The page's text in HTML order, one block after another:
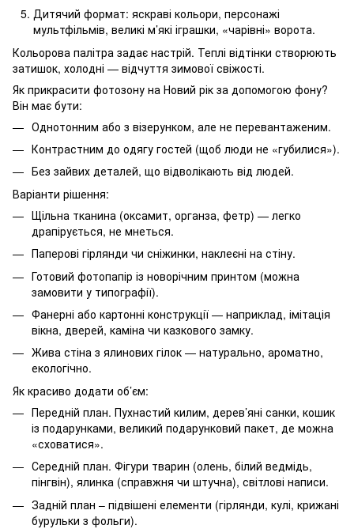
Дитячий формат: яскраві кольори, персонажі
мультфільмів, великі м’які іграшки, «чарівні» ворота.
Кольорова палітра задає настрій. Теплі відтінки створюють
затишок, холодні — відчуття зимової свіжості.
Як прикрасити фотозону на Новий рік за допомогою фону?
Він має бути:
Однотонним або з візерунком, але не перевантаженим.
Контрастним до одягу гостей (щоб люди не «губилися»).
Без зайвих деталей, що відволікають від людей.
Варіанти рішення:
Щільна тканина (оксамит, органза, фетр) — легко
драпірується, не мнеться.
Паперові гірлянди чи сніжинки, наклеєні на стіну.
Готовий фотопапір із новорічним принтом (можна
замовити у типографії).
Фанерні або картонні конструкції — наприклад, імітація
вікна, дверей, каміна чи казкового замку.
Жива стіна з ялинових гілок — натурально, ароматно,
екологічно.
Як красиво додати об’єм:
Передній план. Пухнастий килим, дерев’яні санки, кошик
із подарунками, великий подарунковий пакет, де можна
«сховатися».
Середній план. Фігури тварин (олень, білий ведмідь,
пінгвін), ялинка (справжня чи штучна), світлові написи.
Задній план – підвішені елементи (гірлянди, кулі, крижані
бурульки з фольги).